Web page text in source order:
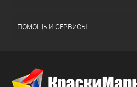
ПОМОЩЬ И СЕРВИСЫ